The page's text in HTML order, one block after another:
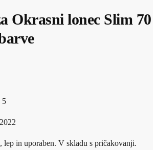
Okrasni lonec Slim 70
5
lep in uporaben. V skladu s pričakovanji.